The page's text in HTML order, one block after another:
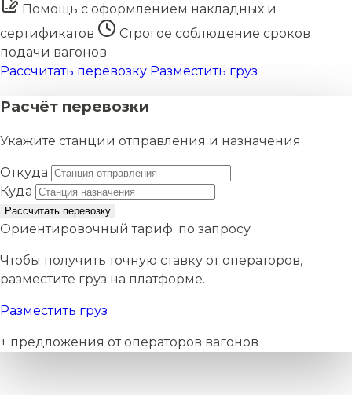
Помощь с оформлением накладных и
сертификатов
Строгое соблюдение сроков
подачи вагонов
Рассчитать перевозку Разместить груз
Расчёт перевозки
Укажите станции отправления и назначения
Откуда
Куда
Рассчитать перевозку
Ориентировочный тариф: по запросу
Чтобы получить точную ставку от операторов,
разместите груз на платформе.
Разместить груз
+ предложения от операторов вагонов